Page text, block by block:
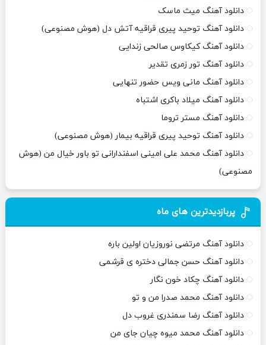
دانلود آهنگ میث ماسک
دانلود آهنگ توحید پیری قراقیه آتش دل (هوش مصنوعی)
دانلود آهنگ کیکاوس صالحی زندایی
دانلود آهنگ تور زمری تقدیر
دانلود آهنگ مانی ویس حضور تنهایی
دانلود آهنگ میلاد باکری اشتباه
دانلود آهنگ مستر تروما
دانلود آهنگ توحید پیری قراقیه بیمار (هوش مصنوعی)
دانلود آهنگ محمد علی امینی اسفندارانی تو باور خیال من (هوش
مصنوعی)
پربازدیدترین های ماه
دانلود آهنگ مرتضی نوروزیان اولین باره
دانلود آهنگ حسن جمالی دختره ی قرشمی
دانلود آهنگ چکاد خون نگار
دانلود آهنگ محمد صدرا من و تو
دانلود آهنگ رضا سمندری غروب دل
دانلود آهنگ محمد میوه چیان جای من